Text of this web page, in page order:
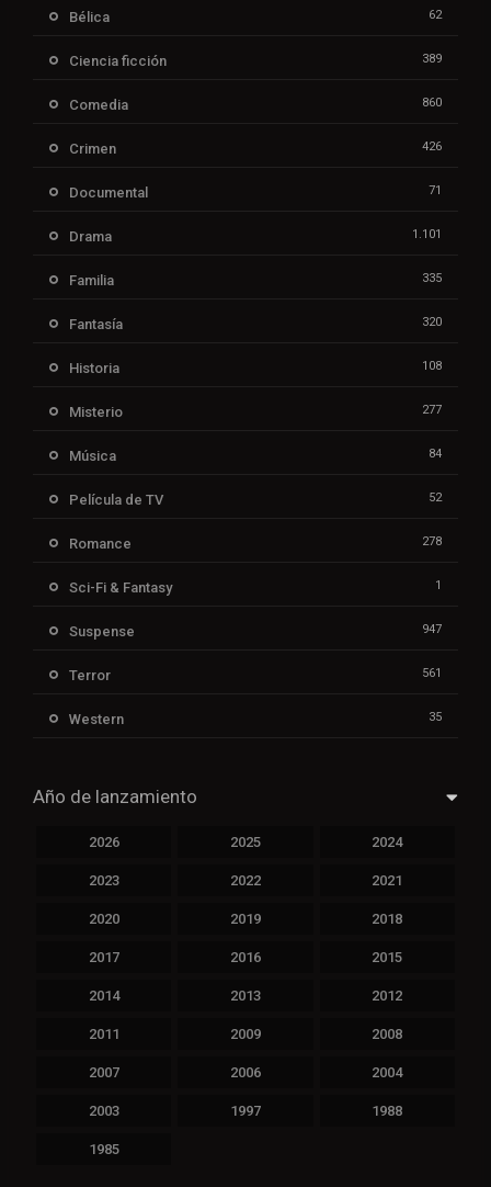
Bélica 62
Ciencia ficción 389
Comedia 860
Crimen 426
Documental 71
Drama 1.101
Familia 335
Fantasía 320
Historia 108
Misterio 277
Música 84
Película de TV 52
Romance 278
Sci-Fi & Fantasy 1
Suspense 947
Terror 561
Western 35
Año de lanzamiento
2026 2025 2024
2023 2022 2021
2020 2019 2018
2017 2016 2015
2014 2013 2012
2011 2009 2008
2007 2006 2004
2003 1997 1988
1985